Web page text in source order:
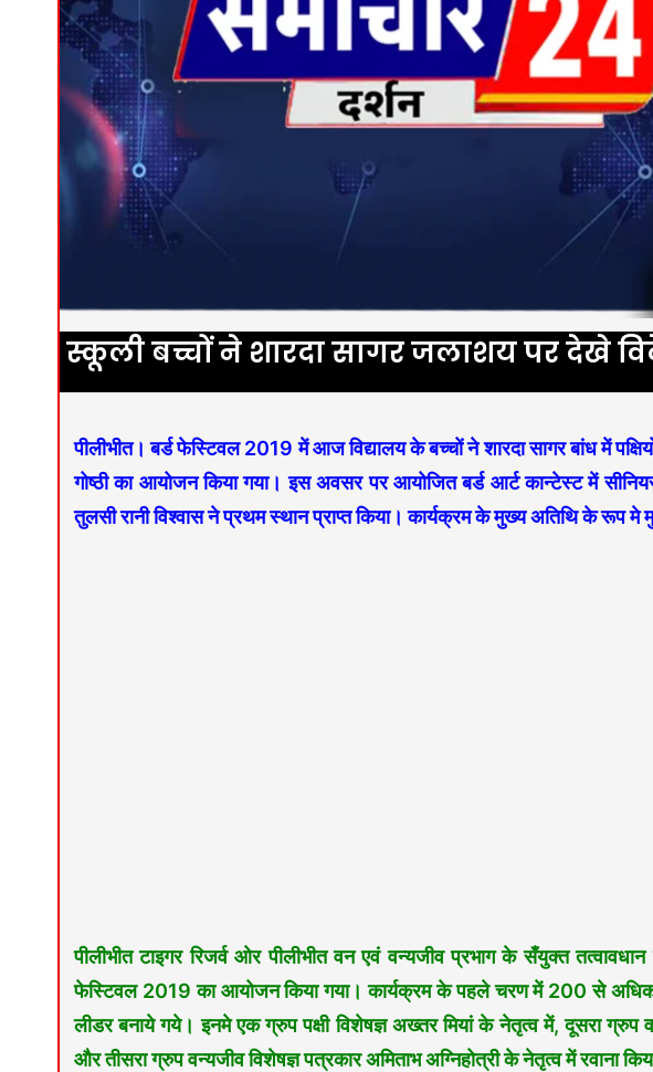
स्कूली बच्चों ने शारदा सागर जलाशय पर देखे
पीलीभीत। बर्ड फेस्टिवल 2019 में आज विद्यालय के बच्चों ने शारदा सागर बांध में
गोष्ठी का आयोजन किया गया। इस अवसर पर आयोजित बर्ड आर्ट कान्टेस्ट में सीनियर
तुलसी रानी विश्वास ने प्रथम स्थान प्राप्त किया। कार्यक्रम के मुख्य अतिथि के रूप मे
पीलीभीत टाइगर रिजर्व ओर पीलीभीत वन एवं वन्यजीव प्रभाग के सँयुक्त
फेस्टिवल 2019 का आयोजन किया गया। कार्यक्रम के पहले चरण में 200 से
लीडर बनाये गये। इनमे एक ग्रुप पक्षी विशेषज्ञ अख्तर मियां के नेतृत्व में, दूसरा
और तीसरा ग्रुप वन्यजीव विशेषज्ञ पत्रकार अमिताभ अग्निहोत्री के नेतृत्व में रवाना